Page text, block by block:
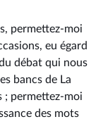
permettez-moi
eu égard
débat qui nous
bancs de La
; permettez-moi
des mots